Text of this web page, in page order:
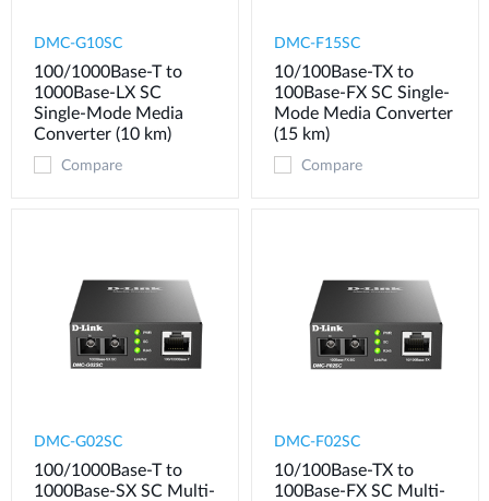
DMC-G10SC
100/1000Base-T to
1000Base-LX SC
Single-Mode Media
Converter (10 km)
Compare
DMC-F15SC
10/100Base-TX to
100Base-FX SC Single-
Mode Media Converter
(15 km)
Compare
DMC-G02SC
100/1000Base-T to
1000Base-SX SC Multi-
DMC-F02SC
10/100Base-TX to
100Base-FX SC Multi-